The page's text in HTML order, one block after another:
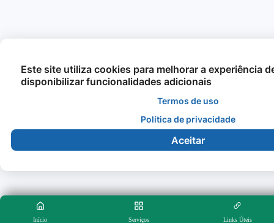
Início Serviços Links Úteis
Este site utiliza cookies para melhorar a experiência
disponibilizar funcionalidades adicionais
Termos de uso
Política de privacidade
Aceitar